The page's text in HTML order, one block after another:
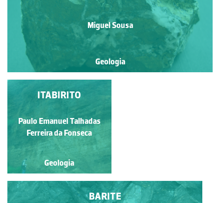
Miguel Sousa
Geologia
EXPLORAÇÃO DE
GESSO
Luís Duarte
Geologia
ITABIRITO
Paulo Emanuel Talhadas
Ferreira da Fonseca
Geologia
BARITE